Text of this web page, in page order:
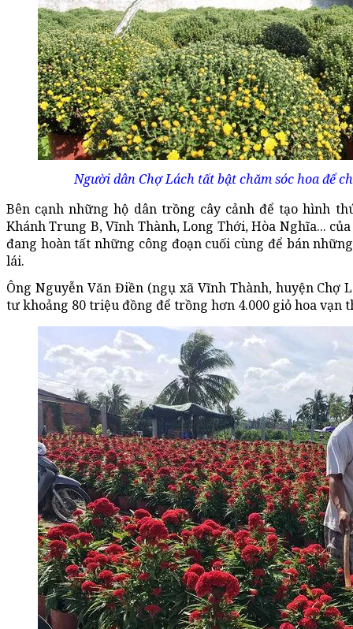
Người dân Chợ Lách tất bật chăm sóc hoa để
Bên cạnh những hộ dân trồng cây cảnh để tạo hình
Khánh Trung B, Vĩnh Thành, Long Thới, Hòa Nghĩa...
đang hoàn tất những công đoạn cuối cùng để bán
lái.
Ông Nguyễn Văn Điền (ngụ xã Vĩnh Thành, huyện Chợ
tư khoảng 80 triệu đồng để trồng hơn 4.000 giỏ hoa vạn